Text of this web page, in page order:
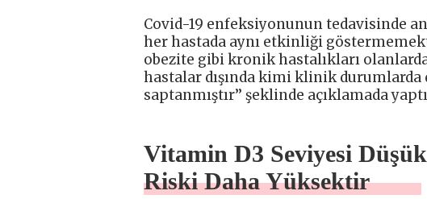
Covid-19 enfeksiyonunun tedavisinde
her hastada aynı etkinliği
obezite gibi kronik hastalıkları
hastalar dışında kimi klinik durumlarda
saptanmıştır’’ şeklinde açıklamada
Vitamin D3 Seviyesi
Riski Daha Yüksektir